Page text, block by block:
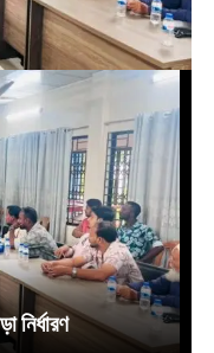
নির্ধারণ